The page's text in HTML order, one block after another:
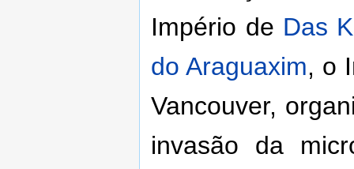
Império de Das
do Araguaxim, o
Vancouver,
invasão da